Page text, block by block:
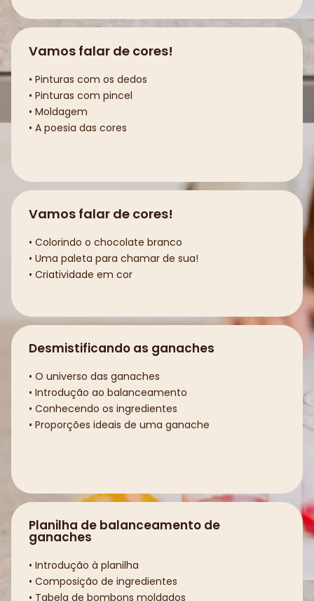
Vamos falar de cores!
• Pinturas com os dedos
• Pinturas com pincel
• Moldagem
• A poesia das cores
Vamos falar de cores!
• Colorindo o chocolate branco
• Uma paleta para chamar de sua!
• Criatividade em cor
Desmistificando as ganaches
• O universo das ganaches
• Introdução ao balanceamento
• Conhecendo os ingredientes
• Proporções ideais de uma ganache
Planilha de balanceamento de
ganaches
• Introdução à planilha
• Composição de ingredientes
• Tabela de bombons moldados